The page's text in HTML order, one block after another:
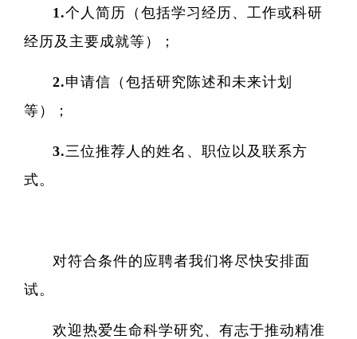
1.个人简历（包括学习经历、工作或科研
经历及主要成就等）；
2.申请信（包括研究陈述和未来计划
等）；
3.三位推荐人的姓名、职位以及联系方
式。
对符合条件的应聘者我们将尽快安排面
试。
欢迎热爱生命科学研究、有志于推动精准